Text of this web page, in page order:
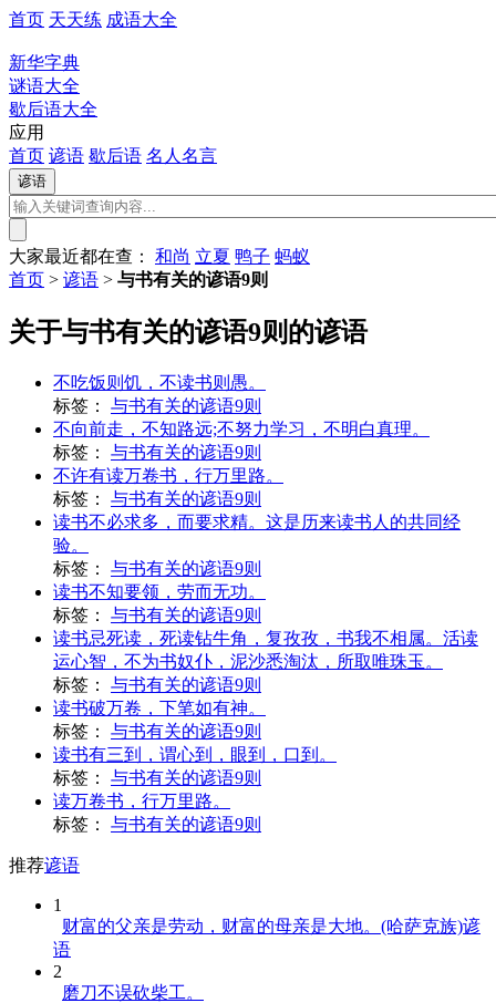
首页 天天练 成语大全
新华字典
谜语大全
歇后语大全
应用
首页 谚语 歇后语 名人名言
大家最近都在查： 和尚 立夏 鸭子 蚂蚁
首页 > 谚语 > 与书有关的谚语9则
关于与书有关的谚语9则的谚语
不吃饭则饥，不读书则愚。
标签：
与书有关的谚语9则
不向前走，不知路远;不努力学习，不明白真理。
标签：
与书有关的谚语9则
不许有读万卷书，行万里路。
标签：
与书有关的谚语9则
读书不必求多，而要求精。这是历来读书人的共同经
验。
标签：
与书有关的谚语9则
读书不知要领，劳而无功。
标签：
与书有关的谚语9则
读书忌死读，死读钻牛角，复孜孜，书我不相属。活读
运心智，不为书奴仆，泥沙悉淘汰，所取唯珠玉。
标签：
与书有关的谚语9则
读书破万卷，下笔如有神。
标签：
与书有关的谚语9则
读书有三到，谓心到，眼到，口到。
标签：
与书有关的谚语9则
读万卷书，行万里路。
标签：
与书有关的谚语9则
推荐谚语
1
财富的父亲是劳动，财富的母亲是大地。(哈萨克族)谚
语
2
磨刀不误砍柴工。